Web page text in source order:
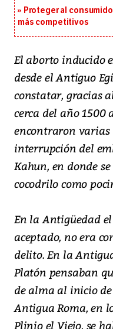
Proteger al
más competitivos
El aborto inducido
desde el Antiguo
constatar, gracias
cerca del año 1500
encontraron varias
interrupción del
Kahun, en donde
cocodrilo como
En la Antigüedad
aceptado, no era
delito. En la
Platón pensaban
de alma al inicio
Antigua Roma, en
Plinio el Viejo, se